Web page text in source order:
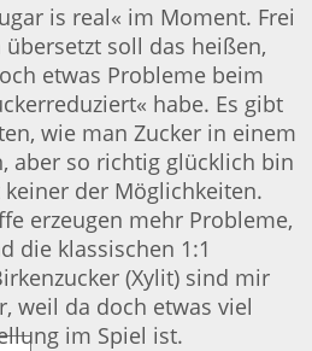
is real« im Moment. Frei
soll das heißen,
etwas Probleme beim
habe. Es gibt
wie man Zucker in einem
aber so richtig glücklich bin
der Möglichkeiten.
erzeugen mehr Probleme,
die klassischen 1:1
(Xylit) sind mir
weil da doch etwas viel
im Spiel ist.